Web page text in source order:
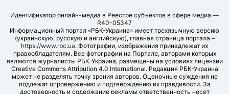
Идентификатор онлайн-медиа в Реестре субъектов в сфере медиа —
R40-05347
Информационный портал «РБК-Украина» имеет трехязычную версию
(украинскую, русскую и английскую), главная страница портала –
https://www.rbc.ua. Фотографии, изображения принадлежат их
правообладателям. Все фотографии на Портале, авторами которых
являются журналисты РБК-Украина, размещены на условиях лицензии
Creative Commons Attribution 4.0 International. Редакция РБК-Украина
может не разделять точку зрения авторов. Оценочные суждения не
подлежат опровержению и подтверждению их правдивости. За
достоверность и содержание рекламы ответственность несет